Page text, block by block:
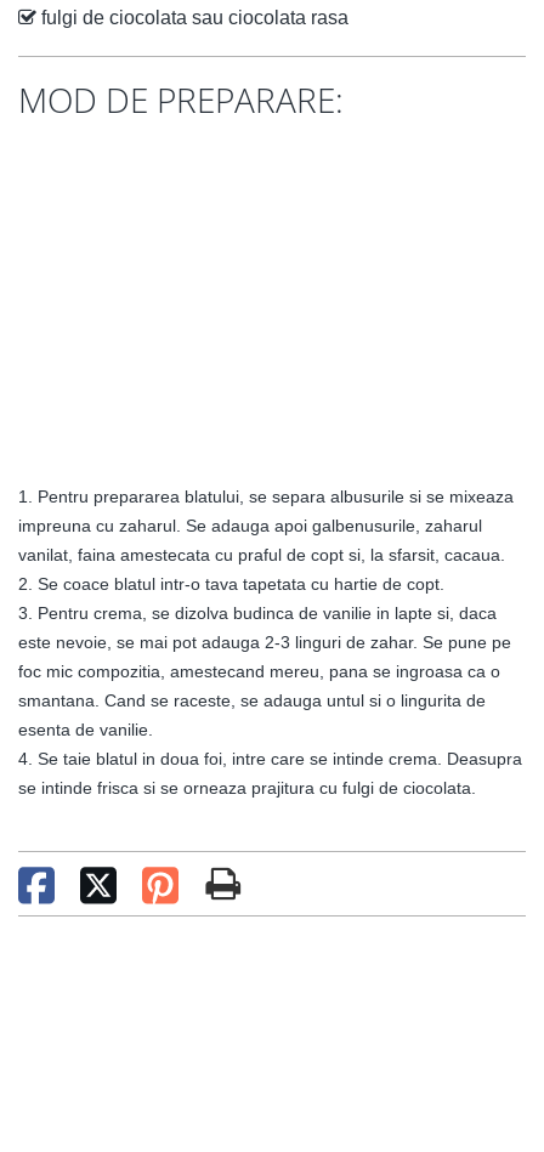
fulgi de ciocolata sau ciocolata rasa
MOD DE PREPARARE:
1. Pentru prepararea blatului, se separa albusurile si se mixeaza
impreuna cu zaharul. Se adauga apoi galbenusurile, zaharul
vanilat, faina amestecata cu praful de copt si, la sfarsit, cacaua.
2. Se coace blatul intr-o tava tapetata cu hartie de copt.
3. Pentru crema, se dizolva budinca de vanilie in lapte si, daca
este nevoie, se mai pot adauga 2-3 linguri de zahar. Se pune pe
foc mic compozitia, amestecand mereu, pana se ingroasa ca o
smantana. Cand se raceste, se adauga untul si o lingurita de
esenta de vanilie.
4. Se taie blatul in doua foi, intre care se intinde crema. Deasupra
se intinde frisca si se orneaza prajitura cu fulgi de ciocolata.